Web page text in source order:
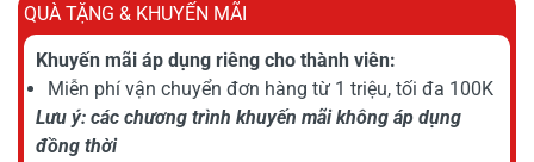
QUÀ TẶNG & KHUYẾN MÃI
Khuyến mãi áp dụng riêng cho thành viên:
Miễn phí vận chuyển đơn hàng từ 1 triệu, tối đa 100K
Lưu ý: các chương trình khuyến mãi không áp dụng
đồng thời